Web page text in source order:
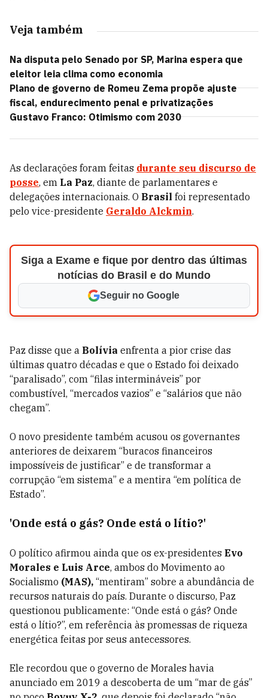
Veja também
Na disputa pelo Senado por SP, Marina espera que
eleitor leia clima como economia
Plano de governo de Romeu Zema propõe ajuste
fiscal, endurecimento penal e privatizações
Gustavo Franco: Otimismo com 2030
As declarações foram feitas durante seu discurso de
posse, em La Paz, diante de parlamentares e
delegações internacionais. O Brasil foi representado
pelo vice-presidente Geraldo Alckmin.
Siga a Exame e fique por dentro das últimas
notícias do Brasil e do Mundo
Seguir no Google
Paz disse que a Bolívia enfrenta a pior crise das
últimas quatro décadas e que o Estado foi deixado
“paralisado”, com “filas intermináveis” por
combustível, “mercados vazios” e “salários que não
chegam”.
O novo presidente também acusou os governantes
anteriores de deixarem “buracos financeiros
impossíveis de justificar” e de transformar a
corrupção “em sistema” e a mentira “em política de
Estado”.
'Onde está o gás? Onde está o lítio?'
O político afirmou ainda que os ex-presidentes Evo
Morales e Luis Arce, ambos do Movimento ao
Socialismo (MAS), “mentiram” sobre a abundância de
recursos naturais do país. Durante o discurso, Paz
questionou publicamente: “Onde está o gás? Onde
está o lítio?”, em referência às promessas de riqueza
energética feitas por seus antecessores.
Ele recordou que o governo de Morales havia
anunciado em 2019 a descoberta de um “mar de gás”